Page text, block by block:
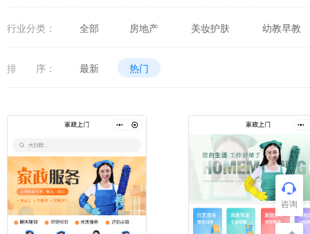
行业分类： 全部 房地产 美妆护肤 幼教早教
工商服务
综合电商 食品饮料 茶叶酒水
物业管理 搬家快递
美容院 美发店 美甲美睫
酒吧 密室 剧本杀
甲醛处理 室内设计
排 序： 最新 热门